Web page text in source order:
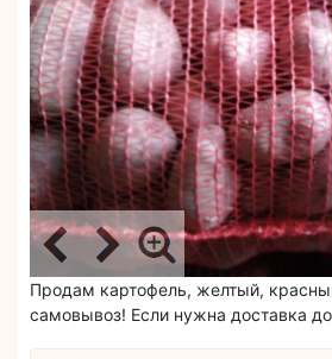
Продам картофель, желтый,
самовывоз! Если нужна доставка